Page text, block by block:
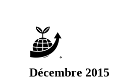
Décembre 2015